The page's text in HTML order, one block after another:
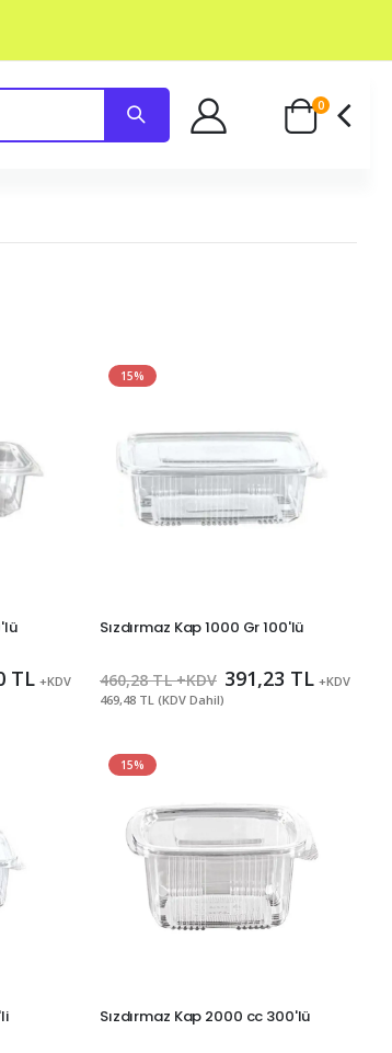
0
TL +KDV
15%
Sızdırmaz Kap 1000 Gr 100'lü
460,28 TL +KDV 391,23 TL +KDV
469,48 TL (KDV Dahil)
15%
Sızdırmaz Kap 2000 cc 300'lü